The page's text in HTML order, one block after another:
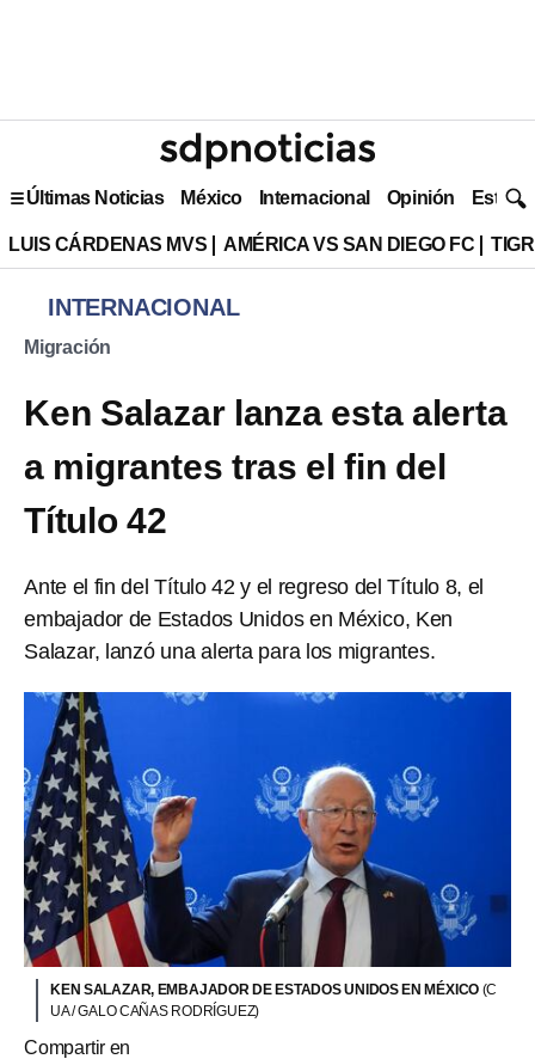
Últimas Noticias México Internacional Opinión Estilo
LUIS CÁRDENAS MVS AMÉRICA VS SAN DIEGO FC
INTERNACIONAL
Migración
Ken Salazar lanza esta alerta
a migrantes tras el fin del
Título 42
Ante el fin del Título 42 y el regreso del Título 8, el
embajador de Estados Unidos en México, Ken
Salazar, lanzó una alerta para los migrantes.
KEN SALAZAR, EMBAJADOR DE ESTADOS UNIDOS EN MÉXICO (C
UA / GALO CAÑAS RODRÍGUEZ)
Compartir en